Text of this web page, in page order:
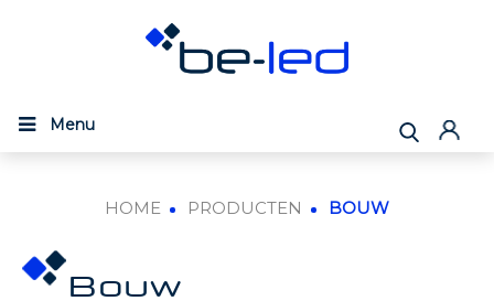
Menu
HOME PRODUCTEN BOUW
Bouw